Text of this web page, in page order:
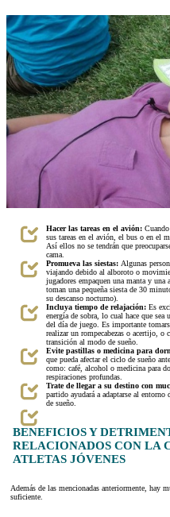
Hacer las tareas en el avión:
sus tareas en el avión, el bus o en el
Así ellos no se tendrán que
cama.
Promueva las siestas: Algunas
viajando debido al alboroto o
jugadores empaquen una manta y
toman una pequeña siesta de 30
su descanso nocturno).
Incluya tiempo de relajación: Es
energía de sobra, lo cual hace que
del día de juego. Es importante
realizar un rompecabezas o acertijo, o
transición al modo de sueño.
Evite pastillas o medicina para
que pueda afectar el ciclo de sueño
como: café, alcohol o medicina para
respiraciones profundas.
Trate de llegar a su destino con
partido ayudará a adaptarse al
de sueño.
BENEFICIOS Y
RELACIONADOS CON LA
ATLETAS JÓVENES
Además de las mencionadas anteriormente, hay
suficiente.